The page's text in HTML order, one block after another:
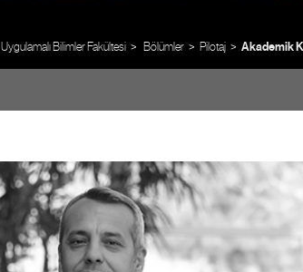
Uygulamalı Bilimler Fakültesi Bölümler Pilotaj Akademik